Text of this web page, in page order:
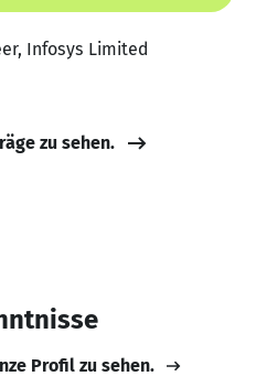
Infosys Limited
zu sehen.
Profil zu sehen.